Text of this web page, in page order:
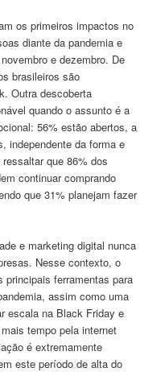
os primeiros impactos no
diante da pandemia e
e dezembro. De
brasileiros são
Outra descoberta
quando o assunto é a
56% estão abertos, a
independente da forma e
que 86% dos
continuar comprando
que 31% planejam fazer
e marketing digital nunca
Nesse contexto, o
principais ferramentas para
assim como uma
escala na Black Friday e
tempo pela internet
é extremamente
este período de alta do